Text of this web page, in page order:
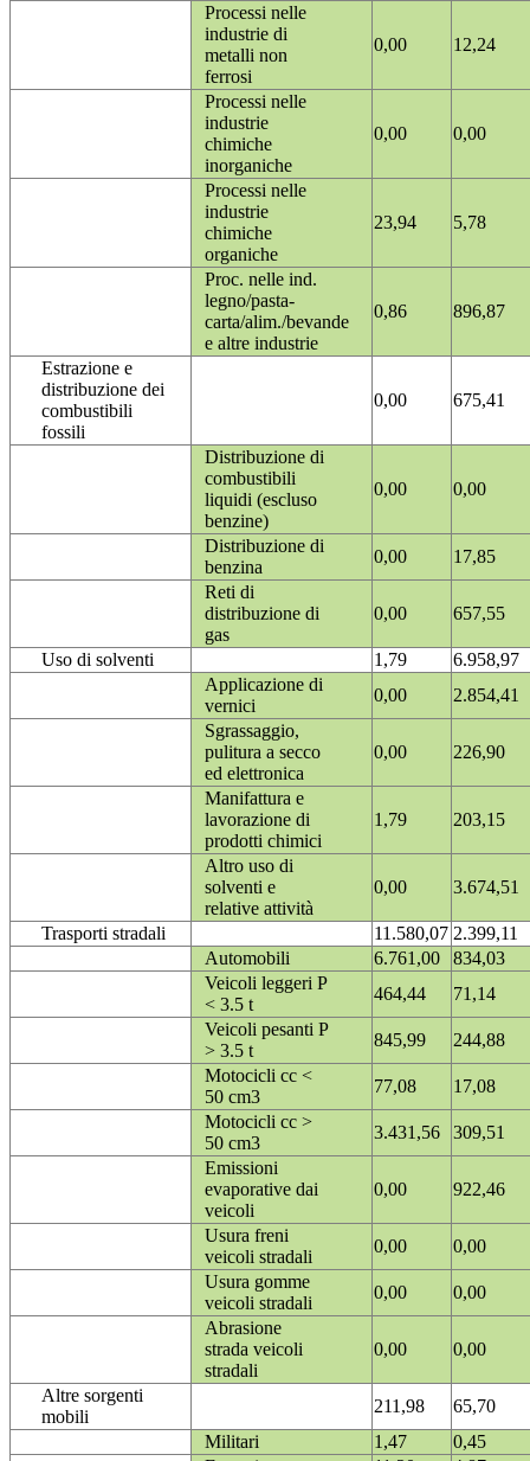
Processi nelle
industrie di
metalli non
ferrosi
0,00 12,24
Processi nelle
industrie
chimiche
inorganiche
0,00 0,00
Processi nelle
industrie
chimiche
organiche
23,94 5,78
Proc. nelle ind.
legno/pasta-
carta/alim./bevande
e altre industrie
0,86 896,87
Estrazione e
distribuzione dei
combustibili
fossili
0,00 675,41
Distribuzione di
combustibili
liquidi (escluso
benzine)
0,00 0,00
Distribuzione di
benzina
0,00
17,85
Reti di
distribuzione di
gas
0,00 657,55
Uso di solventi 1,79
6.958,97
Applicazione di
vernici
0,00
2.854,41
Sgrassaggio,
pulitura a secco
ed elettronica
0,00 226,90
Manifattura e
lavorazione di
prodotti chimici
1,79 203,15
Altro uso di
solventi e
relative attività
0,00 3.674,51
Trasporti stradali 11.580,07 2.399,11
Automobili
6.761,00
834,03
Veicoli leggeri P
< 3.5 t
464,44
71,14
Veicoli pesanti P
> 3.5 t
845,99
244,88
Motocicli cc <
50 cm3
77,08
17,08
Motocicli cc >
50 cm3
3.431,56
309,51
Emissioni
evaporative dai
veicoli
0,00 922,46
Usura freni
veicoli stradali
0,00
0,00
Usura gomme
veicoli stradali
0,00
0,00
Abrasione
strada veicoli
stradali
0,00 0,00
Altre sorgenti
mobili
211,98
65,70
Militari
1,47
0,45